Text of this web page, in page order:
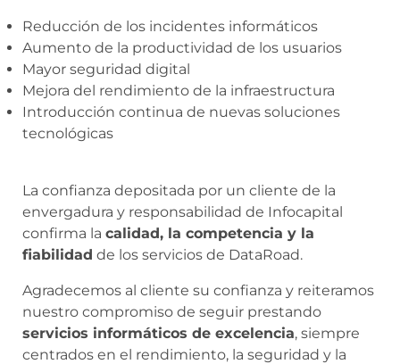
Reducción de los incidentes informáticos
Aumento de la productividad de los usuarios
Mayor seguridad digital
Mejora del rendimiento de la infraestructura
Introducción continua de nuevas soluciones
tecnológicas
La confianza depositada por un cliente de la
envergadura y responsabilidad de Infocapital
confirma la calidad, la competencia y la
fiabilidad de los servicios de DataRoad.
Agradecemos al cliente su confianza y reiteramos
nuestro compromiso de seguir prestando
servicios informáticos de excelencia, siempre
centrados en el rendimiento, la seguridad y la